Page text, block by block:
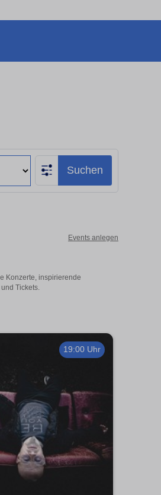
Suchen
Events anlegen
Konzerte, inspirierende
Tickets.
19:00 Uhr